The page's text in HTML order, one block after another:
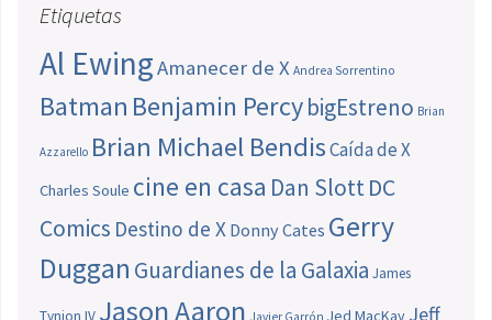
Etiquetas
Al EwingAmanecer de X Andrea Sorrentino
Batman Benjamin PercybigEstreno Brian
Azzarello Brian Michael BendisCaída de X
Charles Soule cine en casa Dan SlottDC
Comics Destino de X Donny Cates Gerry
Duggan Guardianes de la Galaxia James
Tynion IV Jason Aaron Javier Garrón Jed MacKay Jeff